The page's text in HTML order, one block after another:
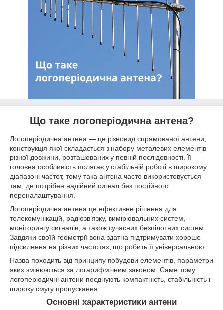
Що таке логоперіодична антена?
Логоперіодична антена — це різновид спрямованої антени,
конструкція якої складається з набору металевих елементів
різної довжини, розташованих у певній послідовності. Її
головна особливість полягає у стабільній роботі в широкому
діапазоні частот, тому така антена часто використовується
там, де потрібен надійний сигнал без постійного
переналаштування.
Логоперіодична антена це ефективне рішення для
телекомунікацій, радіозв’язку, вимірювальних систем,
моніторингу сигналів, а також сучасних безпілотних систем.
Завдяки своїй геометрії вона здатна підтримувати хороше
підсилення на різних частотах, що робить її універсальною.
Назва походить від принципу побудови елементів, параметри
яких змінюються за логарифмічним законом. Саме тому
логоперіодичні антени поєднують компактність, стабільність і
широку смугу пропускання.
Основні характеристики антени